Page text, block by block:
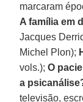
marcaram
A família em
Jacques
Michel Plon);
vols.);O
a
televisão,